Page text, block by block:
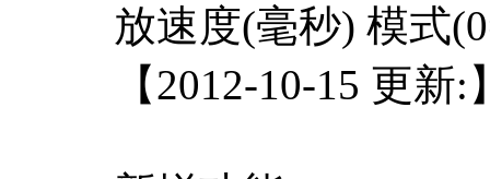
放速度(毫秒) 模式
【2012-10-15 更新: